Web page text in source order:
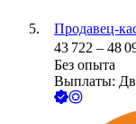
Продавец-
43 722 – 48
Без опыта
Выплаты: